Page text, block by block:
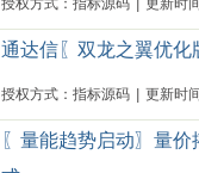
授权方式：指标源码 更新时
通达信〖双龙之翼优
授权方式：指标源码 更新时
〖量能趋势启动〗量